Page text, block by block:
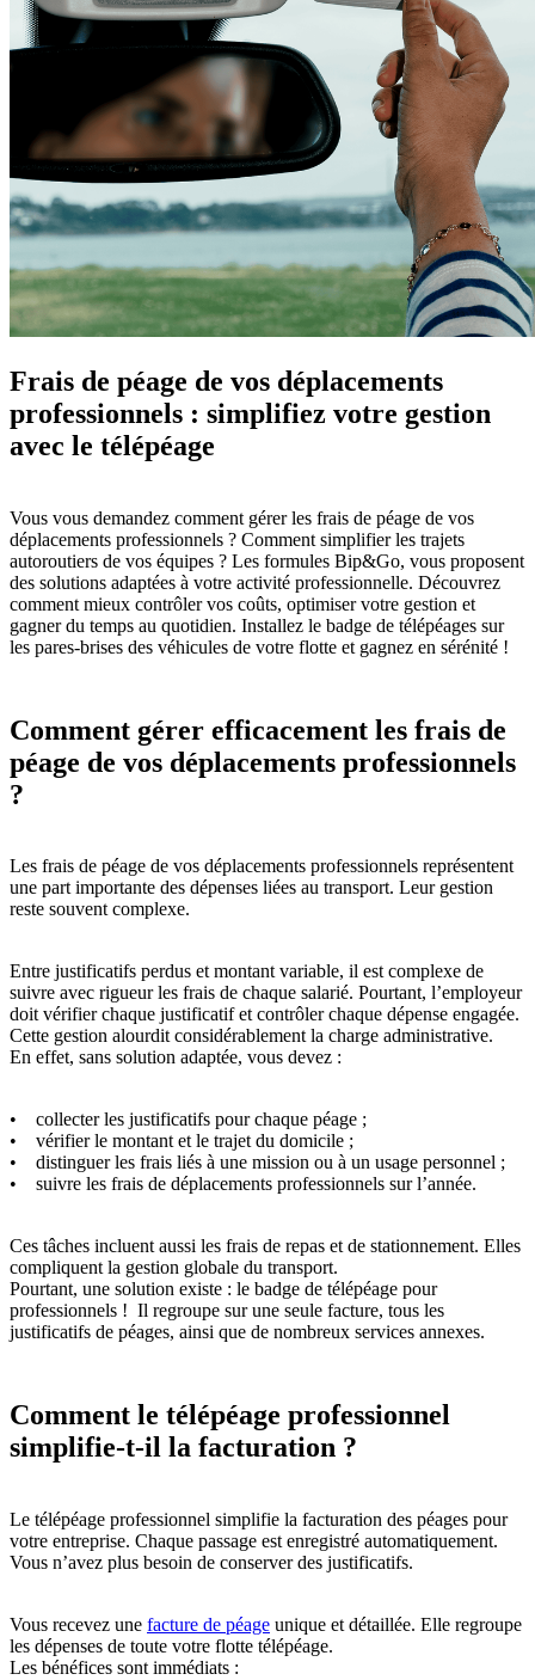
Frais de péage de vos déplacements
professionnels : simplifiez votre gestion
avec le télépéage
Vous vous demandez comment gérer les frais de péage de vos
déplacements professionnels ? Comment simplifier les trajets
autoroutiers de vos équipes ? Les formules Bip&Go, vous proposent
des solutions adaptées à votre activité professionnelle. Découvrez
comment mieux contrôler vos coûts, optimiser votre gestion et
gagner du temps au quotidien. Installez le badge de télépéages sur
les pares-brises des véhicules de votre flotte et gagnez en sérénité !
Comment gérer efficacement les frais de
péage de vos déplacements professionnels
?
Les frais de péage de vos déplacements professionnels représentent
une part importante des dépenses liées au transport. Leur gestion
reste souvent complexe.
Entre justificatifs perdus et montant variable, il est complexe de
suivre avec rigueur les frais de chaque salarié. Pourtant, l’employeur
doit vérifier chaque justificatif et contrôler chaque dépense engagée.
Cette gestion alourdit considérablement la charge administrative.
En effet, sans solution adaptée, vous devez :
• collecter les justificatifs pour chaque péage ;
• vérifier le montant et le trajet du domicile ;
• distinguer les frais liés à une mission ou à un usage personnel ;
• suivre les frais de déplacements professionnels sur l’année.
Ces tâches incluent aussi les frais de repas et de stationnement. Elles
compliquent la gestion globale du transport.
Pourtant, une solution existe : le badge de télépéage pour
professionnels ! Il regroupe sur une seule facture, tous les
justificatifs de péages, ainsi que de nombreux services annexes.
Comment le télépéage professionnel
simplifie-t-il la facturation ?
Le télépéage professionnel simplifie la facturation des péages pour
votre entreprise. Chaque passage est enregistré automatiquement.
Vous n’avez plus besoin de conserver des justificatifs.
Vous recevez une facture de péage unique et détaillée. Elle regroupe
les dépenses de toute votre flotte télépéage.
Les bénéfices sont immédiats :